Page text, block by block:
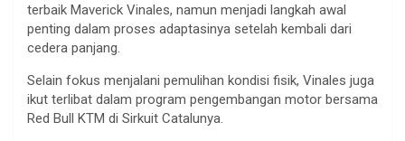
terbaik Maverick Vinales, namun menjadi langkah awal
penting dalam proses adaptasinya setelah kembali dari
cedera panjang.
Selain fokus menjalani pemulihan kondisi fisik, Vinales juga
ikut terlibat dalam program pengembangan motor bersama
Red Bull KTM di Sirkuit Catalunya.